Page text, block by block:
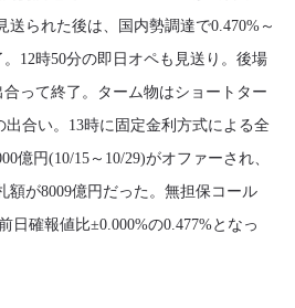
送られた後は、国内勢調達で0.470%～
12時50分の即日オペも見送り。後場
って終了。ターム物はショートター
出合い。13時に固定金利方式による全
億円(10/15～10/29)がオファーされ、
額が8009億円だった。無担保コール
日確報値比±0.000%の0.477%となっ